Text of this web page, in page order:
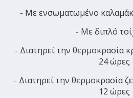
- Με ενσωματωμένο
- Με διπλό
- Διατηρεί την θερμοκρασία
24 ώρες
- Διατηρεί την θερμοκρασία
12 ώρες